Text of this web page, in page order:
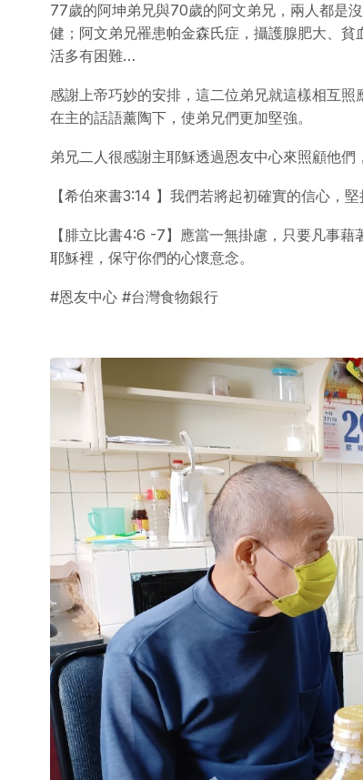
77歲的阿坤弟兄與70歲的阿文弟兄，兩人都是
健；阿文弟兄罹患帕金森氏症，攝護腺肥大、
活多有困難…
感謝上帝巧妙的安排，這二位弟兄就這樣相互
在主的話語薰陶下，使弟兄們更加堅強。
弟兄二人很感謝主耶穌透過恩友中心來照顧他
【希伯來書3:14 】我們若將起初確實的信心，
【腓立比書4:6 -7】應當一無掛慮，只要凡事
耶穌裡，保守你們的心懷意念。
#恩友中心 #台灣食物銀行